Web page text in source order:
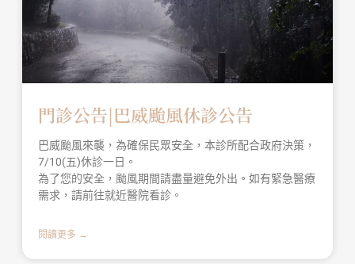
門診公告|巴威颱風休診公告
巴威颱風來襲，為確保民眾安全，本診所配合政府決策，
7/10(五)休診一日。
為了您的安全，颱風期間請盡量避免外出。如有緊急醫療
需求，請前往就近醫院看診。
閱讀更多 →